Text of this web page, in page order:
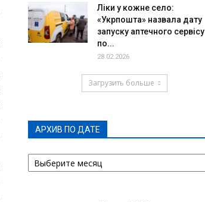
Ліки у кожне село:
«Укрпошта» назвала дату
запуску аптечного сервісу
по...
28.02.2026
Загрузить больше
АРХИВ ПО ДАТЕ
АРХИВ
ПО